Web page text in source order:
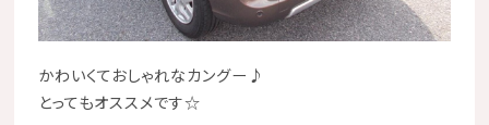
かわいくておしゃれなカングー♪
とってもオススメです☆